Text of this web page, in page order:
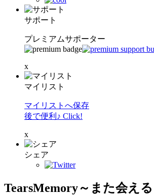
サポート
プレミアムサポーター
x
マイリスト
マイリストへ保存
後で便利♪ Click!
x
シェア
TearsMemory～また会え